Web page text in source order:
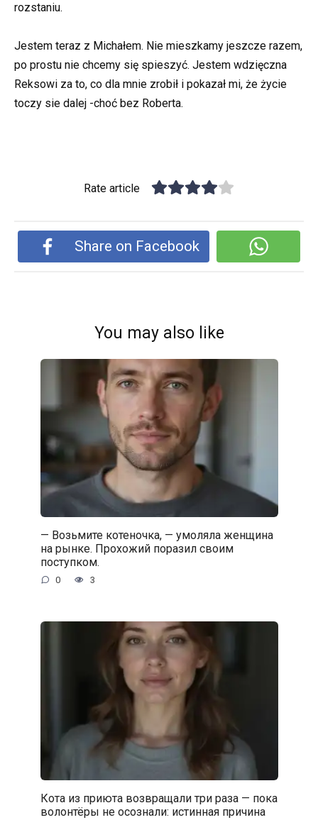
rozstaniu.
Jestem teraz z Michałem. Nie mieszkamy jeszcze razem,
po prostu nie chcemy się spieszyć. Jestem wdzięczna
Reksowi za to, co dla mnie zrobił i pokazał mi, że życie
toczy sie dalej -choć bez Roberta.
Rate article
Share on Facebook
You may also like
— Возьмите котеночка, — умоляла женщина
на рынке. Прохожий поразил своим
поступком.
0 3
Кота из приюта возвращали три раза — пока
волонтёры не осознали: истинная причина